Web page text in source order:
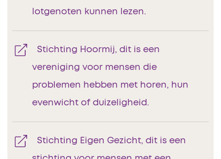
lotgenoten kunnen lezen.
Stichting Hoormij, dit is een
vereniging voor mensen die
problemen hebben met horen, hun
evenwicht of duizeligheid.
Stichting Eigen Gezicht, dit is een